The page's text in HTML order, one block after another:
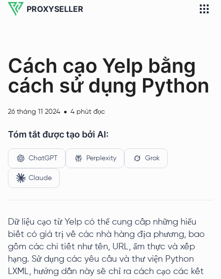
PROXYSELLER
Cách cạo Yelp bằng
cách sử dụng Python
26 tháng 11 2024 4 phút đọc
Tóm tắt được tạo bởi AI:
ChatGPT Perplexity Grok
Claude
Dữ liệu cạo từ Yelp có thể cung cấp những hiểu
biết có giá trị về các nhà hàng địa phương, bao
gồm các chi tiết như tên, URL, ẩm thực và xếp
hạng. Sử dụng các yêu cầu và thư viện Python
LXML, hướng dẫn này sẽ chỉ ra cách cạo các kết